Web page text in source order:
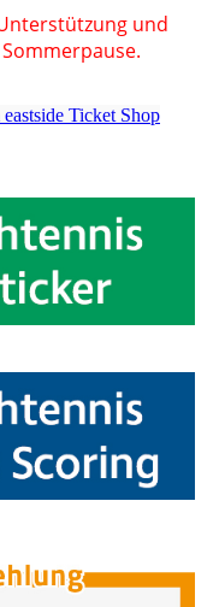
und
Ticket Shop